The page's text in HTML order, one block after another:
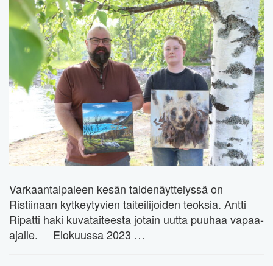
Varkaantaipaleen kesän taidenäyttelyssä on
Ristiinaan kytkeytyvien taiteilijoiden teoksia. Antti
Ripatti haki kuvataiteesta jotain uutta puuhaa vapaa-
ajalle. Elokuussa 2023 …